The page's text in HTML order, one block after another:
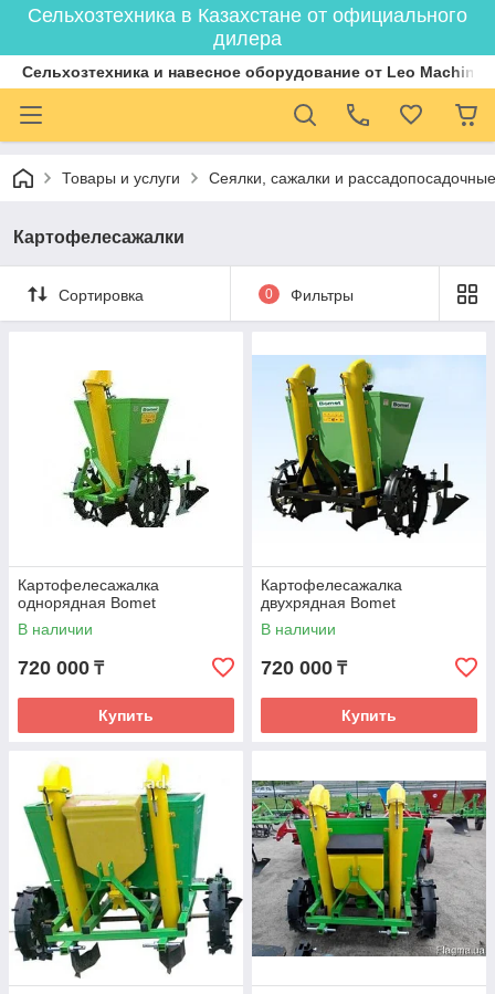
Сельхозтехника в Казахстане от официального
дилера
Cельхозтехника и навесное оборудование от Leo
Товары и услуги Сеялки, сажалки и
Картофелесажалки
Сортировка 0 Фильтры
Картофелесажалка
однорядная Bomet
В наличии
720 000 ₸
Купить
Картофелесажалка
двухрядная Bomet
В наличии
720 000 ₸
Купить